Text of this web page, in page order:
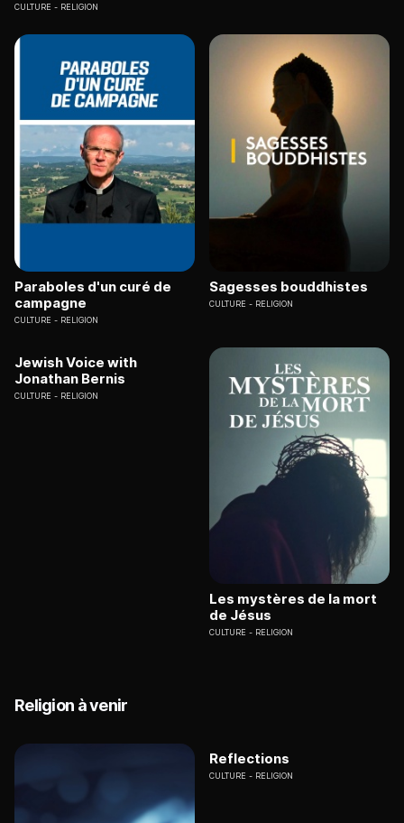
CULTURE RELIGION
Paraboles d'un curé de
campagne
CULTURE RELIGION
Sagesses bouddhistes
CULTURE RELIGION
Jewish Voice with
Jonathan Bernis
CULTURE RELIGION
Les mystères de la mort
de Jésus
CULTURE RELIGION
Religion à venir
Reflections
CULTURE RELIGION